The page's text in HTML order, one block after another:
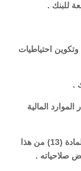
احتياطيات
المالية
مادة (14): مع مراعاة ما ورد في الفقرة (3) من المادة (13) من هذا
صلاحياته .